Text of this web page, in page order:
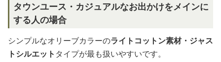
タウンユース・カジュアルなお出かけをメインに
する人の場合
シンプルなオリーブカラーのライトコットン素材・ジャス
トシルエット タイプが最も扱いやすいです。